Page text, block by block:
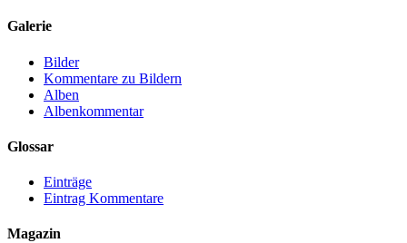
Galerie
Bilder
Kommentare zu Bildern
Alben
Albenkommentar
Glossar
Einträge
Eintrag Kommentare
Magazin